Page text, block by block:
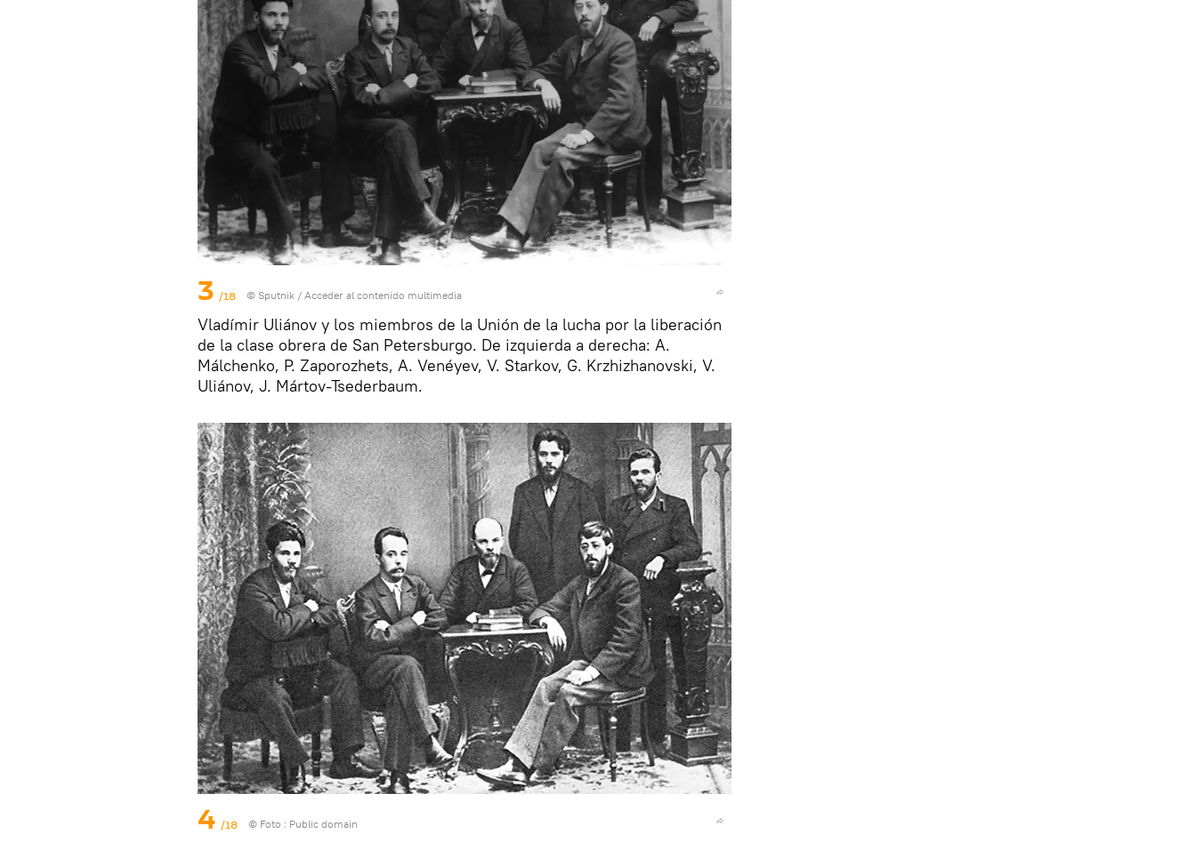
3 /18 © Sputnik / Acceder al contenido multimedia
Vladímir Uliánov y los miembros de la Unión de la lucha por la liberación
de la clase obrera de San Petersburgo. De izquierda a derecha: A.
Málchenko, P. Zaporozhets, A. Venéyev, V. Starkov, G. Krzhizhanovski, V.
Uliánov, J. Mártov-Tsederbaum.
4 /18 © Foto : Public domain